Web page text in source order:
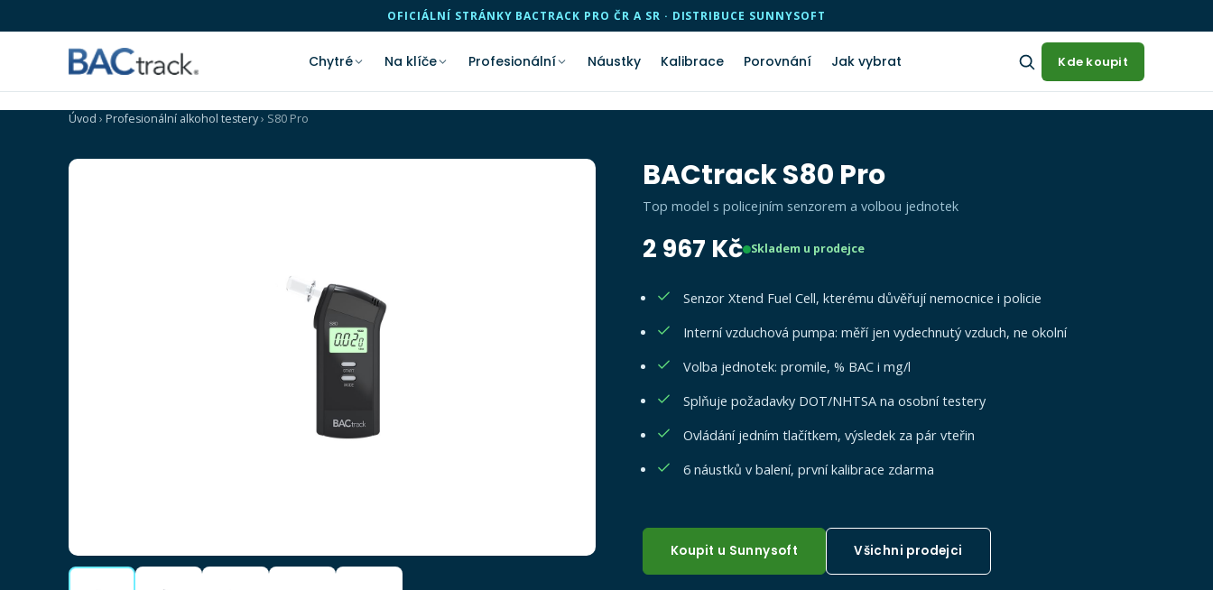
OFICIÁLNÍ STRÁNKY BACTRACK PRO ČR A SR · DISTRIBUCE SUNNYSOFT
Chytré Na klíče Profesionální Náustky Kalibrace Porovnání Jak vybrat Kde koupit
Úvod › Profesionální alkohol testery› S80 Pro
BACtrack S80 Pro
Top model s policejním senzorem a volbou jednotek
2 967 Kč Skladem u prodejce
Senzor Xtend Fuel Cell, kterému důvěřují nemocnice i policie
Interní vzduchová pumpa: měří jen vydechnutý vzduch, ne okolní
Volba jednotek: promile, % BAC i mg/l
Splňuje požadavky DOT/NHTSA na osobní testery
Ovládání jedním tlačítkem, výsledek za pár vteřin
6 náustků v balení, první kalibrace zdarma
Koupit u Sunnysoft Všichni prodejci